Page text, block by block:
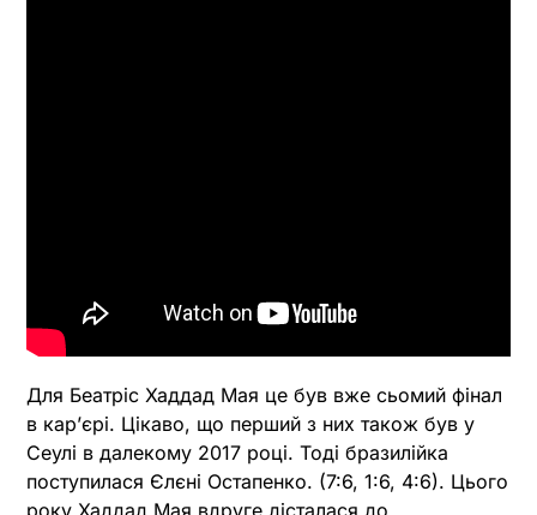
Для Беатріс Хаддад Мая це був вже сьомий фінал
в карʼєрі. Цікаво, що перший з них також був у
Сеулі в далекому 2017 році. Тоді бразилійка
поступилася Єлєні Остапенко. (7:6, 1:6, 4:6). Цього